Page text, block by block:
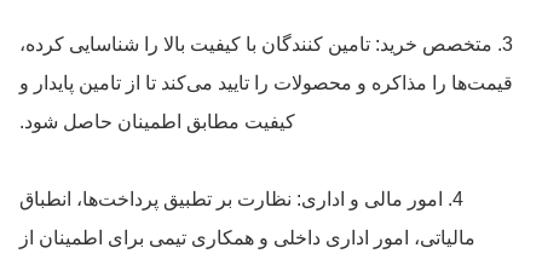
3. متخصص خرید: تامین کنندگان با کیفیت بالا را شناسایی کرده،
قیمت‌ها را مذاکره و محصولات را تایید می‌کند تا از تامین پایدار و
کیفیت مطابق اطمینان حاصل شود.
4. امور مالی و اداری: نظارت بر تطبیق پرداخت‌ها، انطباق
مالیاتی، امور اداری داخلی و همکاری تیمی برای اطمینان از